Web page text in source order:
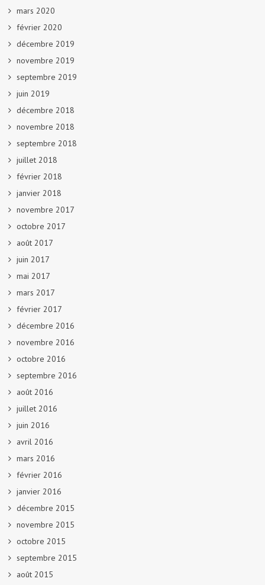
mars 2020
février 2020
décembre 2019
novembre 2019
septembre 2019
juin 2019
décembre 2018
novembre 2018
septembre 2018
juillet 2018
février 2018
janvier 2018
novembre 2017
octobre 2017
août 2017
juin 2017
mai 2017
mars 2017
février 2017
décembre 2016
novembre 2016
octobre 2016
septembre 2016
août 2016
juillet 2016
juin 2016
avril 2016
mars 2016
février 2016
janvier 2016
décembre 2015
novembre 2015
octobre 2015
septembre 2015
août 2015